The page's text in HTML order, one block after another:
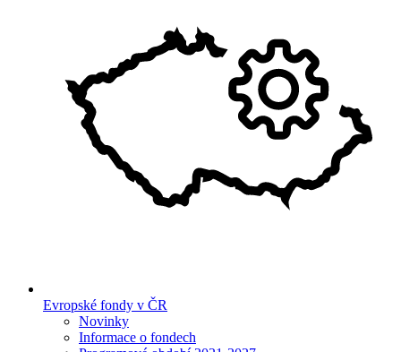
Evropské fondy v ČR
Novinky
Informace o fondech